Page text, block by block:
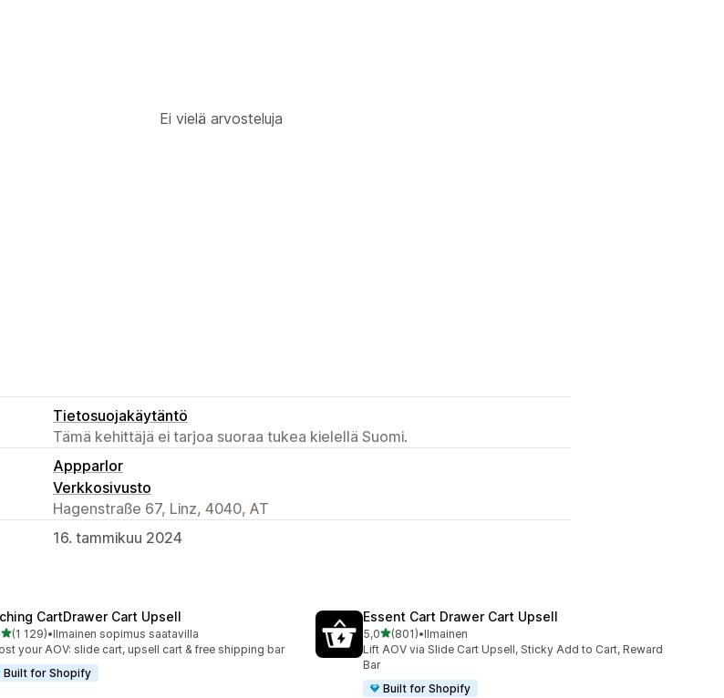
Ei vielä arvosteluja
Tietosuojakäytäntö
Tämä kehittäjä ei tarjoa suoraa tukea kielellä Suomi.
Appparlor
Verkkosivusto
Hagenstraße 67, Linz, 4040, AT
16. tammikuu 2024
CartDrawer Cart Upsell
/ 5 tähteä
(1 129)
arvostelua yhteensä
•Ilmainen sopimus saatavilla
your AOV: slide cart, upsell cart & free shipping bar
Built for Shopify
Essent Cart Drawer Cart Upsell
5,0/ 5 tähteä
(801)
801 arvostelua yhteensä
•Ilmainen
Lift AOV via Slide Cart Upsell, Sticky Add to Cart, Reward
Bar
Built for Shopify